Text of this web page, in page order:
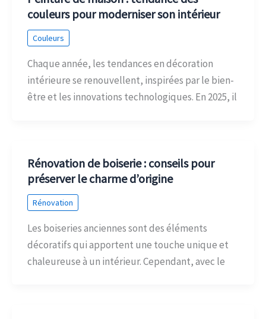
couleurs pour moderniser son intérieur
Couleurs
Chaque année, les tendances en décoration
intérieure se renouvellent, inspirées par le bien-
être et les innovations technologiques. En 2025, il
Rénovation de boiserie : conseils pour
préserver le charme d’origine
Rénovation
Les boiseries anciennes sont des éléments
décoratifs qui apportent une touche unique et
chaleureuse à un intérieur. Cependant, avec le